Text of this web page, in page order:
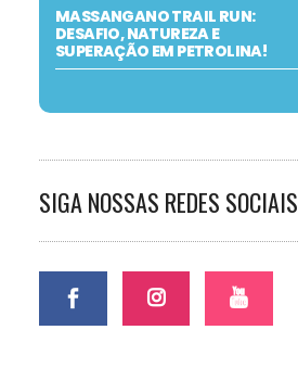
MASSANGANO TRAIL RUN:
DESAFIO, NATUREZA E
SUPERAÇÃO EM PETROLINA!
SIGA NOSSAS REDES SOCIAIS